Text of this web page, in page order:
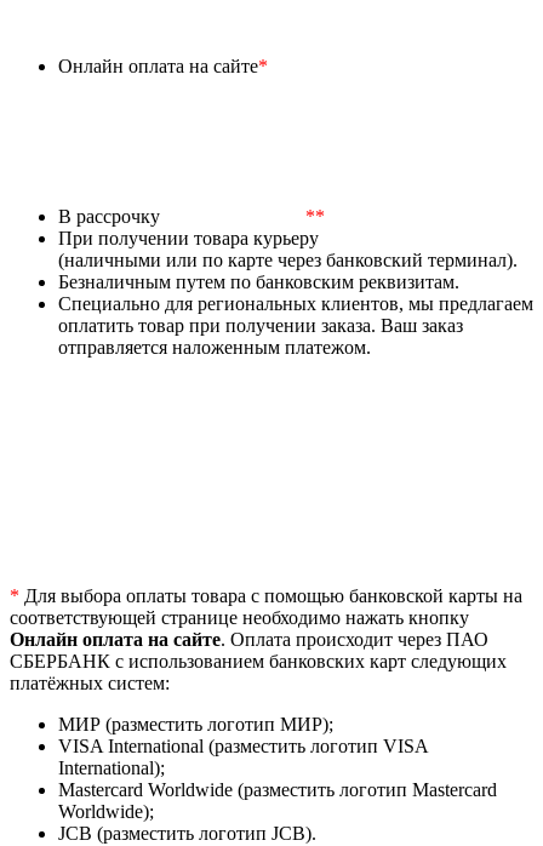
Онлайн оплата на сайте*
В рассрочку
**
При получении товара курьеру
(наличными или по карте через банковский терминал).
Безналичным путем по банковским реквизитам.
Специально для региональных клиентов, мы предлагаем
оплатить товар при получении заказа. Ваш заказ
отправляется наложенным платежом.
* Для выбора оплаты товара с помощью банковской карты на
соответствующей странице необходимо нажать кнопку
Онлайн оплата на сайте. Оплата происходит через ПАО
СБЕРБАНК с использованием банковских карт следующих
платёжных систем:
МИР (разместить логотип МИР);
VISA International (разместить логотип VISA
International);
Mastercard Worldwide (разместить логотип Mastercard
Worldwide);
JCB (разместить логотип JCB).